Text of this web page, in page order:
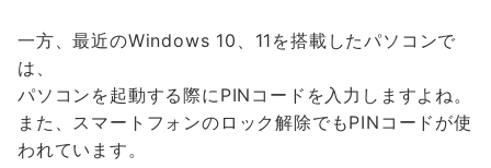
一方、最近のWindows 10、11を搭載したパソコンで
は、
パソコンを起動する際にPINコードを入力しますよね。
また、スマートフォンのロック解除でもPINコードが使
われています。